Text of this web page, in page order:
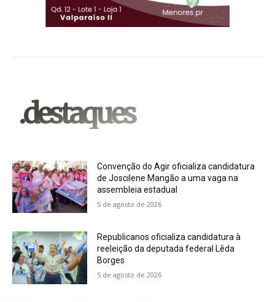
.destaques
Convenção do Agir oficializa candidatura
de Joscilene Mangão a uma vaga na
assembleia estadual
5 de agosto de 2026
Republicanos oficializa candidatura à
reeleição da deputada federal Lêda
Borges
5 de agosto de 2026